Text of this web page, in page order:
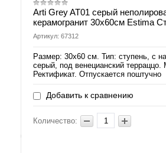
Arti Grey AT01 серый
керамогранит 30х60см Estima
Артикул: 67312
Размер: 30х60 см. Тип: ступень, с
серый, под венецианский терраццо.
Ректификат. Отпускается поштучно
Добавить к сравнению
Количество: